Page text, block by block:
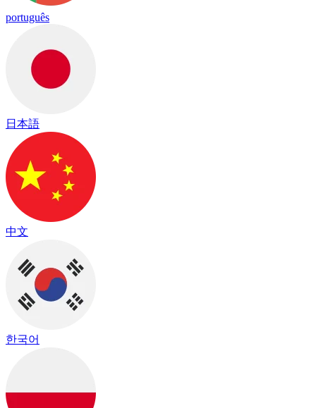
português
日本語
中文
한국어